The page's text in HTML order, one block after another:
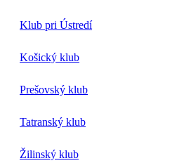
Klub pri Ústredí
Košický klub
Prešovský klub
Tatranský klub
Žilinský klub